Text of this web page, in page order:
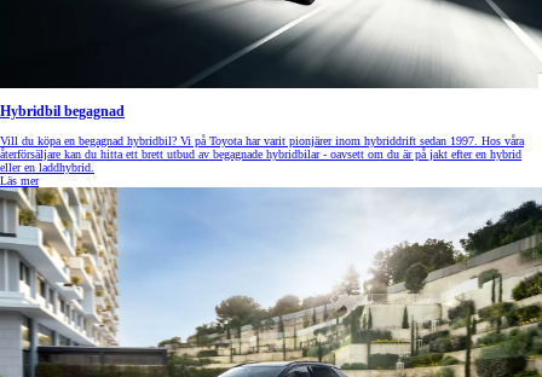
Hybridbil begagnad
Vill du köpa en begagnad hybridbil? Vi på Toyota har varit pionjärer inom hybriddrift sedan 1997. Hos våra
återförsäljare kan du hitta ett brett utbud av begagnade hybridbilar - oavsett om du är på jakt efter en hybrid
eller en laddhybrid.
Läs mer